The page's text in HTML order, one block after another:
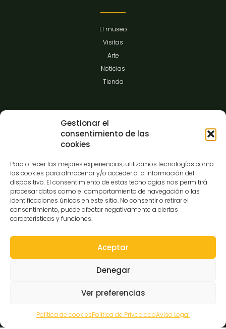
Gestionar el
consentimiento de las
cookies
Para ofrecer las mejores experiencias, utilizamos tecnologías como
las cookies para almacenar y/o acceder a la información del
dispositivo. El consentimiento de estas tecnologías nos permitirá
procesar datos como el comportamiento de navegación o las
identificaciones únicas en este sitio. No consentir o retirar el
consentimiento, puede afectar negativamente a ciertas
características y funciones.
Aceptar
Denegar
Ver preferencias
Política de cookiesPolítica de PrivacidadAviso Legal
El museo
Visitas
Arte
Noticias
Tienda
Información
FAQ
Prensa
Hazte amigo del museo
Transparencia
Contacto
37008-Salamanca